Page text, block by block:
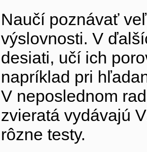
Naučí poznávať
výslovnosti. V
desiati, učí ich
napríklad pri
V neposlednom
zvieratá vydávajú
rôzne testy.